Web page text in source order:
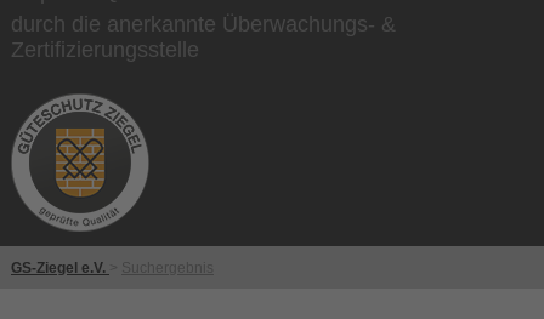
durch die anerkannte Überwachungs- &
Zertifizierungsstelle
GS-Ziegel e.V. Suchergebnis